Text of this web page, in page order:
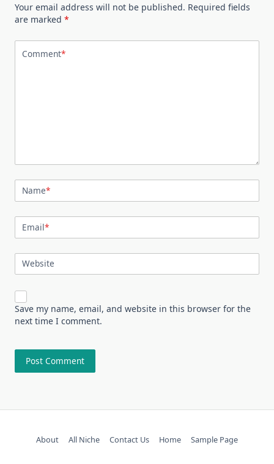
Your email address will not be published. Required fields
are marked *
Comment*
Name*
Email*
Website
Save my name, email, and website in this browser for the
next time I comment.
About All Niche Contact Us Home Sample Page